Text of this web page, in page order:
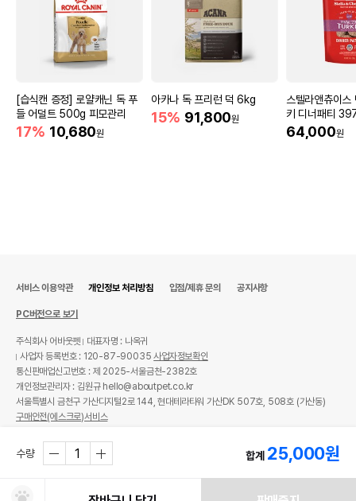
[습식캔 증정] 로얄캐닌 독 푸
들 어덜트 500g 피모관리
17% 10,680원
아카나 독 프리런 덕 6kg
15% 91,800원
스텔라앤츄이스
키 디너패티
64,000원
수량 합계 25,000원
서비스 이용약관 개인정보 처리방침 입점/제휴 문의 공지사항
PC버전으로 보기
주식회사 어바웃펫
대표자명 : 나옥귀
사업자 등록번호 : 120-87-90035사업자정보확인
통신판매업신고번호 : 제 2025-서울금천-2382호
개인정보관리자 : 김원규 hello@aboutpet.co.kr
서울특별시 금천구 가산디지털2로 144, 현대테라타워 가산DK 507호, 508호 (가산동)
구매안전(에스크로)서비스